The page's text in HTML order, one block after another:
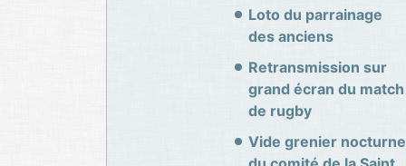
Loto du parrainage
des anciens
Retransmission sur
grand écran du match
de rugby
Vide grenier nocturne